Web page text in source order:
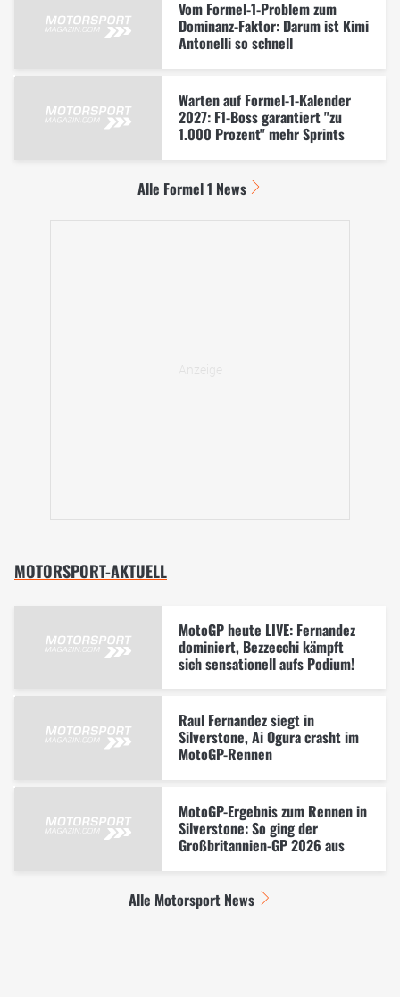
Vom Formel-1-Problem zum
Dominanz-Faktor: Darum ist Kimi
Antonelli so schnell
Warten auf Formel-1-Kalender
2027: F1-Boss garantiert "zu
1.000 Prozent" mehr Sprints
Alle Formel 1 News
MOTORSPORT-AKTUELL
MotoGP heute LIVE: Fernandez
dominiert, Bezzecchi kämpft
sich sensationell aufs Podium!
Raul Fernandez siegt in
Silverstone, Ai Ogura crasht im
MotoGP-Rennen
MotoGP-Ergebnis zum Rennen in
Silverstone: So ging der
Großbritannien-GP 2026 aus
Alle Motorsport News